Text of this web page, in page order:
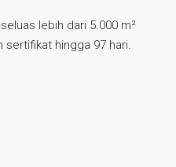
lebih dari 5.000 m²
sertifikat hingga 97 hari.